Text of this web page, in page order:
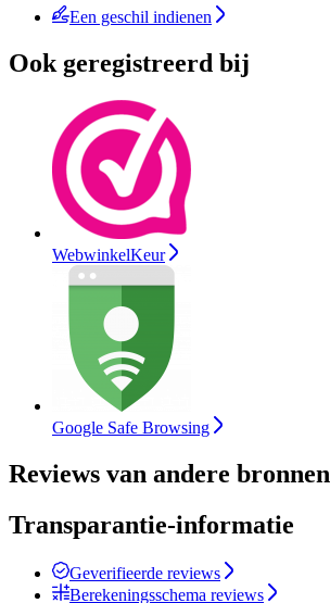
Een geschil indienen
Ook geregistreerd bij
WebwinkelKeur
Google Safe Browsing
Reviews van andere bronnen
Transparantie-informatie
Geverifieerde reviews
Berekeningsschema reviews